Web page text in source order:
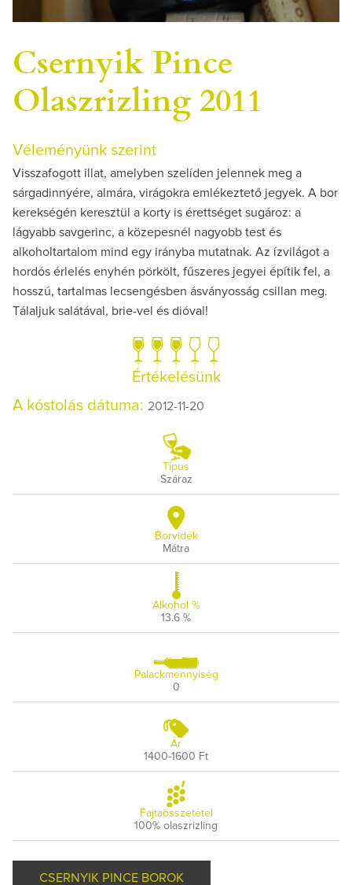
Csernyik Pince
Olaszrizling 2011
Véleményünk szerint
Visszafogott illat, amelyben szelíden jelennek meg a
sárgadinnyére, almára, virágokra emlékeztető jegyek. A bor
kerekségén keresztül a korty is érettséget sugároz: a
lágyabb savgerinc, a közepesnél nagyobb test és
alkoholtartalom mind egy irányba mutatnak. Az ízvilágot a
hordós érlelés enyhén pörkölt, fűszeres jegyei építik fel, a
hosszú, tartalmas lecsengésben ásványosság csillan meg.
Tálaljuk salátával, brie-vel és dióval!
Értékelésünk
A kóstolás dátuma: 2012-11-20
Típus
Száraz
Borvidék
Mátra
Alkohol %
13.6 %
Palackmennyiség
0
Ár
1400-1600 Ft
Fajtaösszetétel
100% olaszrizling
CSERNYIK PINCE BOROK